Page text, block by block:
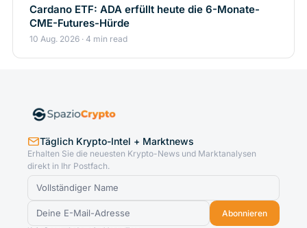
Cardano ETF: ADA erfüllt heute die 6-Monate-
CME-Futures-Hürde
10 Aug. 2026 · 4 min read
Täglich Krypto-Intel + Marktnews
Erhalten Sie die neuesten Krypto-News und Marktanalysen
direkt in Ihr Postfach.
Abonnieren